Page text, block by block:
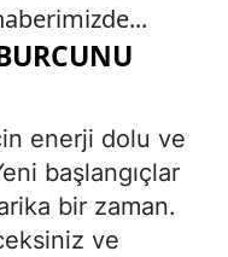
enerji dolu ve
başlangıçlar
bir zaman.
ve